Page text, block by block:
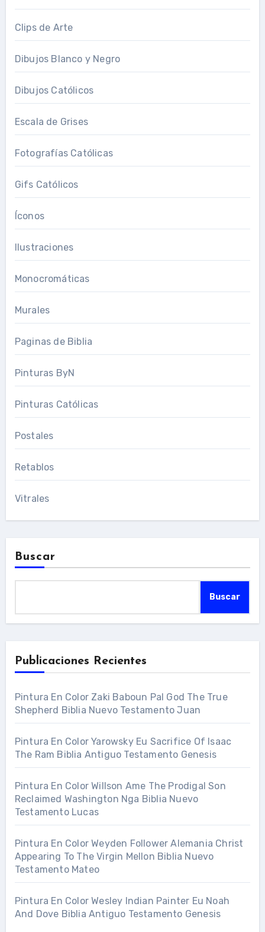
Clips de Arte
Dibujos Blanco y Negro
Dibujos Católicos
Escala de Grises
Fotografías Católicas
Gifs Católicos
Íconos
Ilustraciones
Monocromáticas
Murales
Paginas de Biblia
Pinturas ByN
Pinturas Católicas
Postales
Retablos
Vitrales
Buscar
Buscar
Publicaciones Recientes
Pintura En Color Zaki Baboun Pal God The True
Shepherd Biblia Nuevo Testamento Juan
Pintura En Color Yarowsky Eu Sacrifice Of Isaac
The Ram Biblia Antiguo Testamento Genesis
Pintura En Color Willson Ame The Prodigal Son
Reclaimed Washington Nga Biblia Nuevo
Testamento Lucas
Pintura En Color Weyden Follower Alemania Christ
Appearing To The Virgin Mellon Biblia Nuevo
Testamento Mateo
Pintura En Color Wesley Indian Painter Eu Noah
And Dove Biblia Antiguo Testamento Genesis